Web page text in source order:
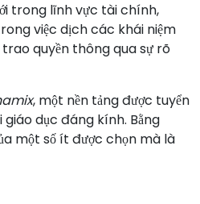
trong lĩnh vực tài chính,
việc dịch các khái niệm
quyền thông qua sự rõ
, một nền tảng được tuyển
dục đáng kính. Bằng
một số ít được chọn mà là